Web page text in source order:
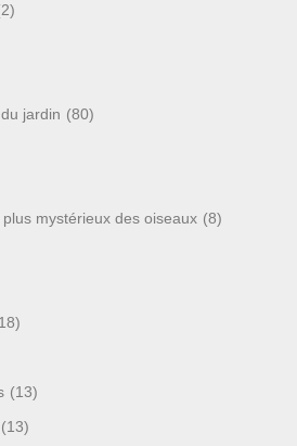
jardin (80)
mystérieux des oiseaux (8)
(13)
(13)